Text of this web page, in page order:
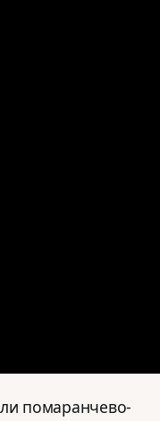
помаранчево-